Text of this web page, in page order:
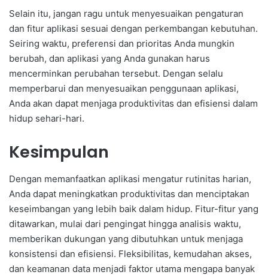
Selain itu, jangan ragu untuk menyesuaikan pengaturan
dan fitur aplikasi sesuai dengan perkembangan kebutuhan.
Seiring waktu, preferensi dan prioritas Anda mungkin
berubah, dan aplikasi yang Anda gunakan harus
mencerminkan perubahan tersebut. Dengan selalu
memperbarui dan menyesuaikan penggunaan aplikasi,
Anda akan dapat menjaga produktivitas dan efisiensi dalam
hidup sehari-hari.
Kesimpulan
Dengan memanfaatkan aplikasi mengatur rutinitas harian,
Anda dapat meningkatkan produktivitas dan menciptakan
keseimbangan yang lebih baik dalam hidup. Fitur-fitur yang
ditawarkan, mulai dari pengingat hingga analisis waktu,
memberikan dukungan yang dibutuhkan untuk menjaga
konsistensi dan efisiensi. Fleksibilitas, kemudahan akses,
dan keamanan data menjadi faktor utama mengapa banyak